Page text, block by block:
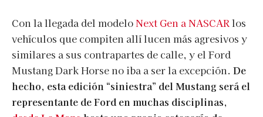
Con la llegada del modeloNext Gen a NASCARlos
vehículos que compiten allí lucen más agresivos y
similares a sus contrapartes de calle, y el Ford
Mustang Dark Horse no iba a ser la excepción. De
hecho, esta edición “siniestra” del Mustang será el
representante de Ford en muchas disciplinas,